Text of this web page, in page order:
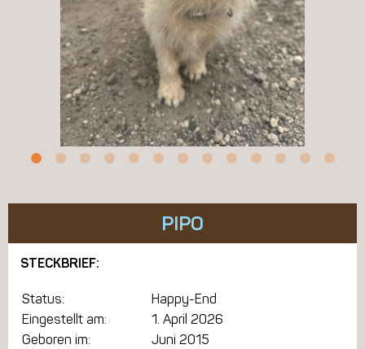
PIPO
STECKBRIEF:
Status:
Happy-End
Eingestellt am:
1. April 2026
Geboren im:
Juni 2015